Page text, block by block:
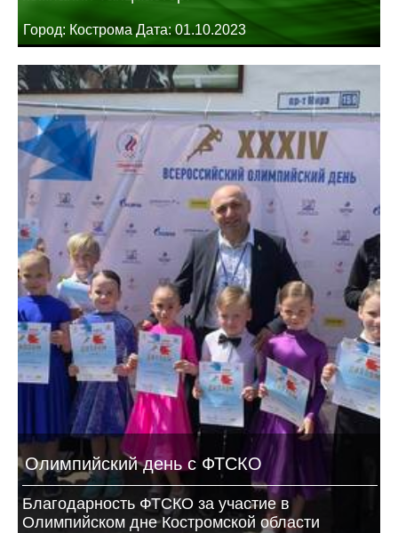
Город: Кострома Дата: 01.10.2023
Олимпийский день с ФТСКО
Благодарность ФТСКО за участие в
Олимпийском дне Костромской области